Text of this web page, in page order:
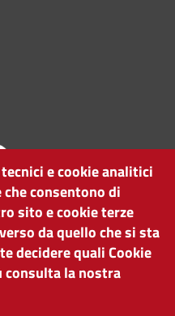
BOLZANO
Bolzano
DELLO
e cookie analitici
consentono di
sito e cookie terze
da quello che si sta
decidere quali Cookie
consulta la nostra